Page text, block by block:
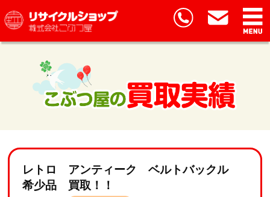
レトロ アンティーク ベルトバックル
希少品 買取！！